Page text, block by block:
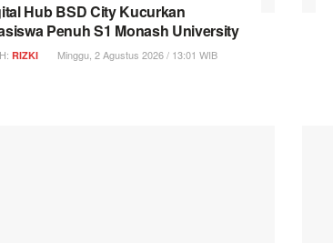
Hub BSD City Kucurkan
Penuh S1 Monash University
RIZKI Minggu, 2 Agustus 2026 / 13:01 WIB